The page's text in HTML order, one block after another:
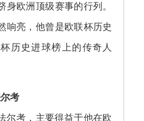
身欧洲顶级赛事的行列。
响亮，他曾是欧联杯历史
历史进球榜上的传奇人
考
尔考，主要得益于他在欧